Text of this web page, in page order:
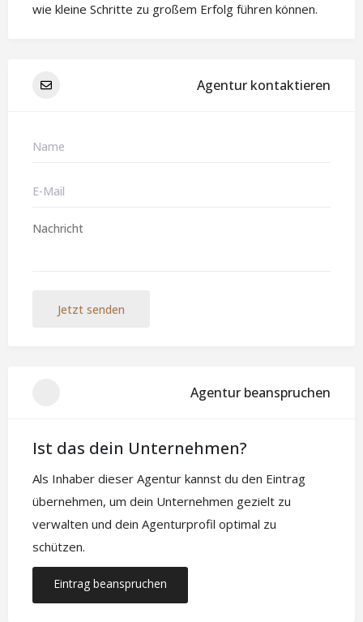
wie kleine Schritte zu großem Erfolg führen können.
Agentur kontaktieren
Jetzt senden
Agentur beanspruchen
Ist das dein Unternehmen?
Als Inhaber dieser Agentur kannst du den Eintrag
übernehmen, um dein Unternehmen gezielt zu
verwalten und dein Agenturprofil optimal zu
schützen.
Eintrag beanspruchen